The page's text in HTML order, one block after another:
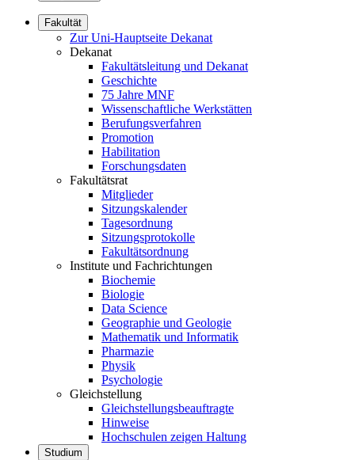
Fakultät
Zur Uni-Hauptseite Dekanat
Dekanat
Fakultätsleitung und Dekanat
Geschichte
75 Jahre MNF
Wissenschaftliche Werkstätten
Berufungsverfahren
Promotion
Habilitation
Forschungsdaten
Fakultätsrat
Mitglieder
Sitzungskalender
Tagesordnung
Sitzungsprotokolle
Fakultätsordnung
Institute und Fachrichtungen
Biochemie
Biologie
Data Science
Geographie und Geologie
Mathematik und Informatik
Pharmazie
Physik
Psychologie
Gleichstellung
Gleichstellungsbeauftragte
Hinweise
Hochschulen zeigen Haltung
Studium